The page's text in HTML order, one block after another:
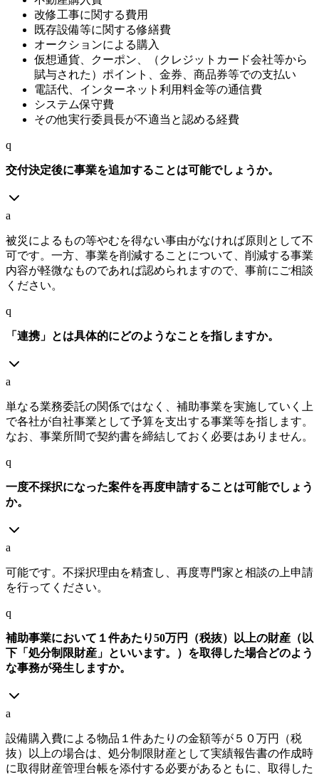
改修工事に関する費用
既存設備等に関する修繕費
オークションによる購入
仮想通貨、クーポン、（クレジットカード会社等から
賦与された）ポイント、金券、商品券等での支払い
電話代、インターネット利用料金等の通信費
システム保守費
その他実行委員長が不適当と認める経費
q
交付決定後に事業を追加することは可能でしょうか。
a
被災によるもの等やむを得ない事由がなければ原則として不
可です。一方、事業を削減することについて、削減する事業
内容が軽微なものであれば認められますので、事前にご相談
ください。
q
「連携」とは具体的にどのようなことを指しますか。
a
単なる業務委託の関係ではなく、補助事業を実施していく上
で各社が自社事業として予算を支出する事業等を指します。
なお、事業所間で契約書を締結しておく必要はありません。
q
一度不採択になった案件を再度申請することは可能でしょう
か。
a
可能です。不採択理由を精査し、再度専門家と相談の上申請
を行ってください。
q
補助事業において１件あたり50万円（税抜）以上の財産（以
下「処分制限財産」といいます。）を取得した場合どのよう
な事務が発生しますか。
a
設備購入費による物品１件あたりの金額等が５０万円（税
抜）以上の場合は、処分制限財産として実績報告書の作成時
に取得財産管理台帳を添付する必要があるともに、取得した